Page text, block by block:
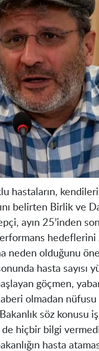
hastaların,
belirten Birlik ve
ayın 25’inden
hedeflerini
neden olduğunu
hasta
göçmen,
olmadan
söz
de hiçbir bilgi
hasta